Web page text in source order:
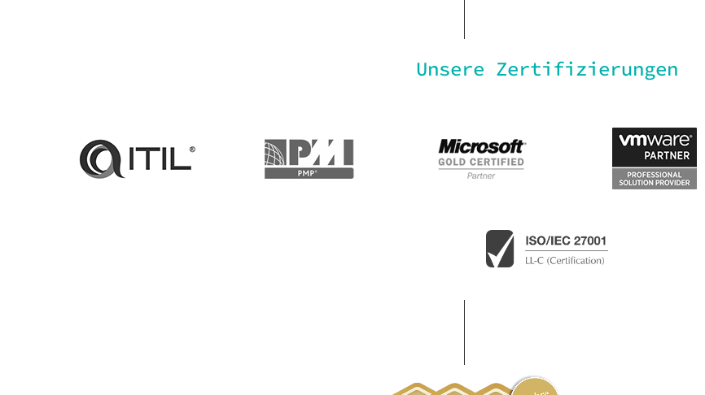
Unsere Zertifizierungen